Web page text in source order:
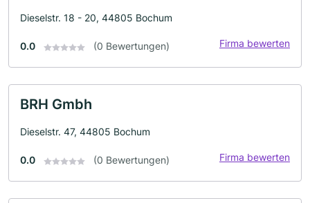
Dieselstr. 18 - 20, 44805 Bochum
0.0 (0 Bewertungen) Firma bewerten
BRH Gmbh
Dieselstr. 47, 44805 Bochum
0.0 (0 Bewertungen) Firma bewerten